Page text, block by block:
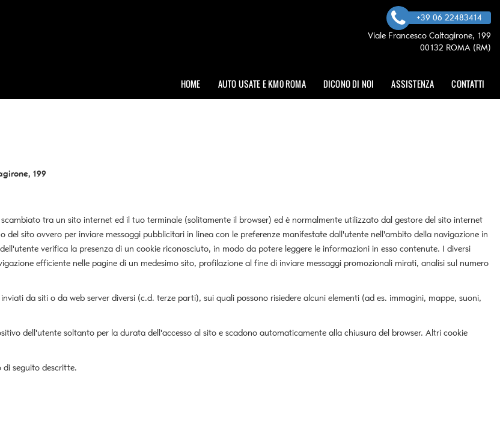
+39 06 22483414
Viale Francesco Caltagirone, 199
00132 ROMA (RM)
HOME AUTO USATE E KM0 ROMA DICONO DI NOI ASSISTENZA CONTATTI
199
tra un sito internet ed il tuo terminale (solitamente il browser) ed è normalmente utilizzato dal gestore del sito internet
sito ovvero per inviare messaggi pubblicitari in linea con le preferenze manifestate dall'utente nell'ambito della navigazione in
verifica la presenza di un cookie riconosciuto, in modo da potere leggere le informazioni in esso contenute. I diversi
efficiente nelle pagine di un medesimo sito, profilazione al fine di inviare messaggi promozionali mirati, analisi sul numero
da siti o da web server diversi (c.d. terze parti), sui quali possono risiedere alcuni elementi (ad es. immagini, mappe, suoni,
dell'utente soltanto per la durata dell'accesso al sito e scadono automaticamente alla chiusura del browser. Altri cookie
di seguito descritte.